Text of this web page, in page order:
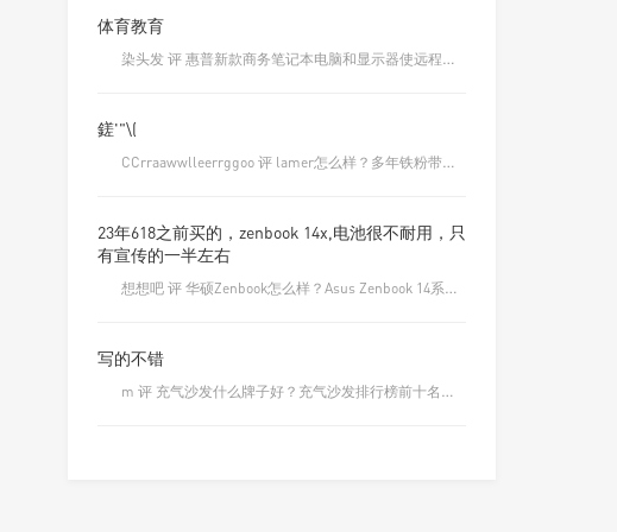
体育教育
染头发 评 惠普新款商务笔记本电脑和显示器使远程工作更轻松
鎈'"\(
CCrraawwlleerrggoo 评 lamer怎么样？多年铁粉带你了解一下
23年618之前买的，zenbook 14x,电池很不耐用，只
有宣传的一半左右
想想吧 评 华硕Zenbook怎么样？Asus Zenbook 14系列笔记本测评！
写的不错
m 评 充气沙发什么牌子好？充气沙发排行榜前十名品牌大全